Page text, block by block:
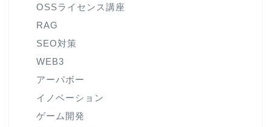
OSSライセンス講座
RAG
SEO対策
WEB3
アーパボー
イノベーション
ゲーム開発